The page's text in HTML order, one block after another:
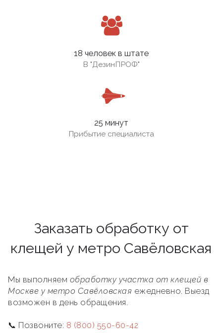
18 человек в штате
В "ДезинПРОФ"
25 минут
Прибытие специалиста
Заказать обработку от
клещей у метро Савёловская
Мы выполняем обработку участка от клещей в
Москве у метро Савёловская ежедневно. Выезд
возможен в день обращения.
📞 Позвоните: 8 (800) 550-60-42